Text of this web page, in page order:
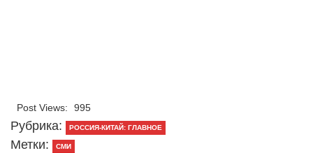
Post Views: 995
Рубрика: РОССИЯ-КИТАЙ: ГЛАВНОЕ
Метки: СМИ